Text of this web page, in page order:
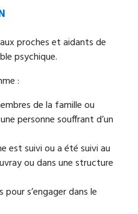
aux proches et aidants de
psychique.
:
de la famille ou
personne souffrant d’un
est suivi ou a été suivi au
ou dans une structure
s’engager dans le